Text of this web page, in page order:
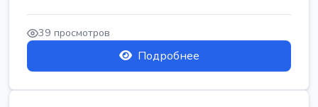
39 просмотров
Подробнее